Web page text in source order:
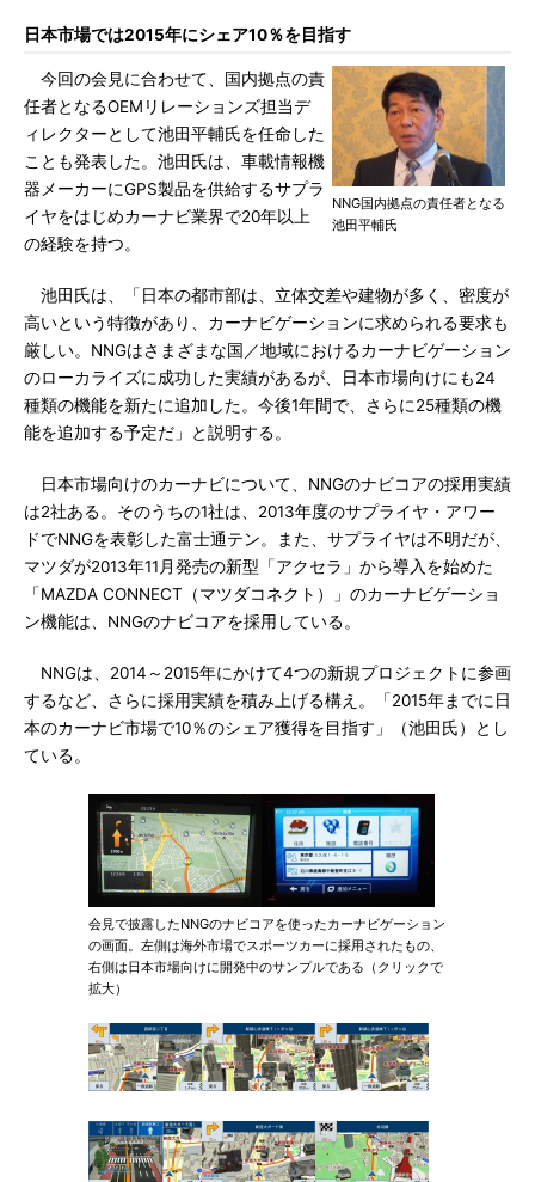
日本市場では2015年にシェア10％を目指す
NNG国内拠点の責任者となる
池田平輔氏
今回の会見に合わせて、国内拠点の責
任者となるOEMリレーションズ担当デ
ィレクターとして池田平輔氏を任命した
ことも発表した。池田氏は、車載情報機
器メーカーにGPS製品を供給するサプラ
イヤをはじめカーナビ業界で20年以上
の経験を持つ。
池田氏は、「日本の都市部は、立体交差や建物が多く、密度が
高いという特徴があり、カーナビゲーションに求められる要求も
厳しい。NNGはさまざまな国／地域におけるカーナビゲーション
のローカライズに成功した実績があるが、日本市場向けにも24
種類の機能を新たに追加した。今後1年間で、さらに25種類の機
能を追加する予定だ」と説明する。
日本市場向けのカーナビについて、NNGのナビコアの採用実績
は2社ある。そのうちの1社は、2013年度のサプライヤ・アワー
ドでNNGを表彰した富士通テン。また、サプライヤは不明だが、
マツダが2013年11月発売の新型「アクセラ」から導入を始めた
「MAZDA CONNECT（マツダコネクト）」のカーナビゲーショ
ン機能は、NNGのナビコアを採用している。
NNGは、2014～2015年にかけて4つの新規プロジェクトに参画
するなど、さらに採用実績を積み上げる構え。「2015年までに日
本のカーナビ市場で10％のシェア獲得を目指す」（池田氏）とし
ている。
会見で披露したNNGのナビコアを使ったカーナビゲーション
の画面。左側は海外市場でスポーツカーに採用されたもの、
右側は日本市場向けに開発中のサンプルである（クリックで
拡大）